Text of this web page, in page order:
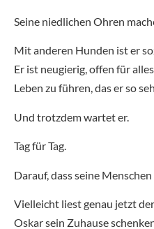
Seine niedlichen Ohren
Mit anderen Hunden ist er
Er ist neugierig, offen für
Leben zu führen, das er so
Und trotzdem wartet er.
Tag für Tag.
Darauf, dass seine
Vielleicht liest genau jetzt
Oskar sein Zuhause